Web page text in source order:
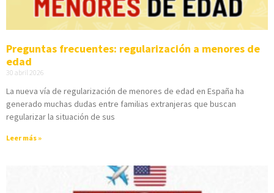
Preguntas frecuentes: regularización a menores de
edad
30 abril 2026
La nueva vía de regularización de menores de edad en España ha
generado muchas dudas entre familias extranjeras que buscan
regularizar la situación de sus
Leer más »